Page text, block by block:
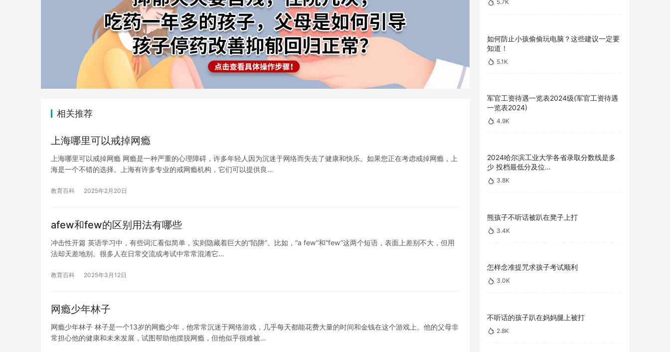
相关推荐
上海哪里可以戒掉网瘾
上海哪里可以戒掉网瘾 网瘾是一种严重的心理障碍，许多年轻人因为沉迷于网络而失去了健康和快乐。如果您正在考虑戒掉网瘾，上
海是一个不错的选择。上海有许多专业的戒网瘾机构，它们可以提供良…
教育百科 2025年2月20日
afew和few的区别用法有哪些
冲击性开篇 英语学习中，有些词汇看似简单，实则隐藏着巨大的“陷阱”。比如，“a few”和“few”这两个短语，表面上差别不大，但用
法却天差地别。很多人在日常交流或考试中常常混淆它…
教育百科 2025年3月12日
网瘾少年林子
网瘾少年林子 林子是一个13岁的网瘾少年，他常常沉迷于网络游戏，几乎每天都能花费大量的时间和金钱在这个游戏上。他的父母非
常担心他的健康和未来发展，试图帮助他摆脱网瘾，但他似乎很难被…
5.7K
如何防止小孩偷偷玩电脑？这些建议一定要
知道！
5.1K
军官工资待遇一览表2024级(军官工资待遇
一览表2024)
4.9K
2024哈尔滨工业大学各省录取分数线是多
少 投档最低分及位…
3.8K
熊孩子不听话被趴在凳子上打
3.4K
怎样念准提咒求孩子考试顺利
3.0K
不听话的孩子趴在妈妈腿上被打
2.8K